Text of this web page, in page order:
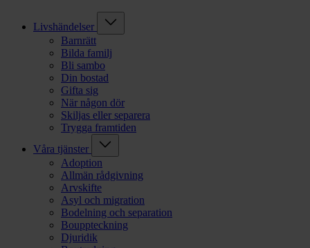
Livshändelser
Barnrätt
Bilda familj
Bli sambo
Din bostad
Gifta sig
När någon dör
Skiljas eller separera
Trygga framtiden
Våra tjänster
Adoption
Allmän rådgivning
Arvskifte
Asyl och migration
Bodelning och separation
Bouppteckning
Djuridik